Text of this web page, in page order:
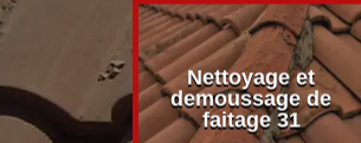
de
31
Nettoyage et
demoussage de
faitage 31